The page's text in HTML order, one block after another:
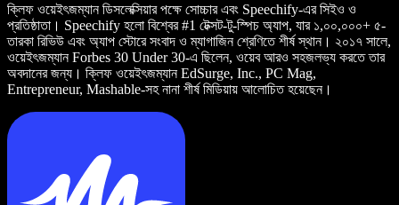
ক্লিফ ওয়েইৎজম্যান ডিসলেক্সিয়ার পক্ষে সোচ্চার এবং Speechify-এর সিইও ও
প্রতিষ্ঠাতা। Speechify হলো বিশ্বের #1 টেক্সট-টু-স্পিচ অ্যাপ, যার ১,০০,০০০+ ৫-
তারকা রিভিউ এবং অ্যাপ স্টোরে সংবাদ ও ম্যাগাজিন শ্রেণিতে শীর্ষ স্থান। ২০১৭ সালে,
ওয়েইৎজম্যান Forbes 30 Under 30-এ ছিলেন, ওয়েব আরও সহজলভ্য করতে তার
অবদানের জন্য। ক্লিফ ওয়েইৎজম্যান EdSurge, Inc., PC Mag,
Entrepreneur, Mashable-সহ নানা শীর্ষ মিডিয়ায় আলোচিত হয়েছেন।